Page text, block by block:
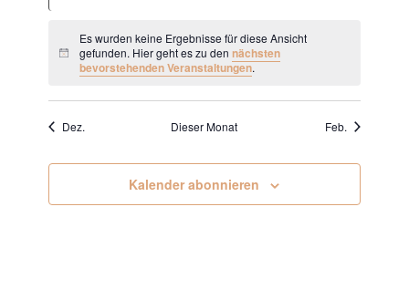
Hinweis
Es wurden keine Ergebnisse für diese Ansicht
gefunden. Hier geht es zu den nächsten
bevorstehenden Veranstaltungen.
Dez. Dieser Monat Feb.
Kalender abonnieren